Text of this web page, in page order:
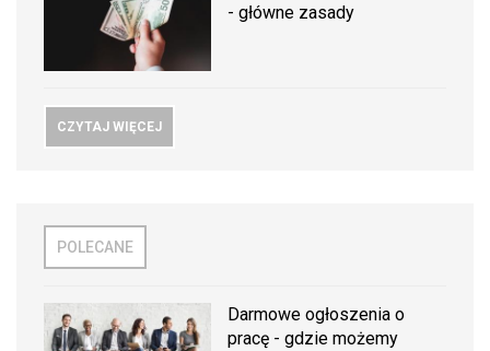
- główne zasady
CZYTAJ WIĘCEJ
POLECANE
Darmowe ogłoszenia o
pracę - gdzie możemy